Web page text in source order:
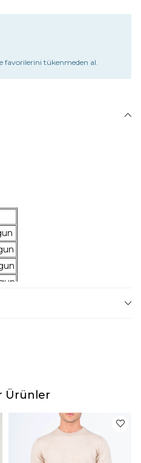
favorilerini tükenmeden al.
firmamız tarafından
rengi web sitesinden
farklılık gösterebilir.
parlaklığı ayarları
Ürünler